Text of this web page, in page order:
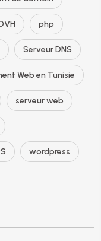
php
Serveur DNS
Web en Tunisie
serveur web
wordpress